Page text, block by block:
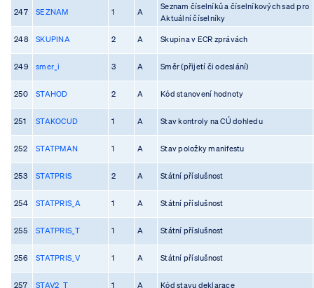
247 SEZNAM 1 A
Seznam číselníků a číselníkových sad pro
Aktuální číselníky
248 SKUPINA 2 A Skupina v ECR zprávách
249 smer_i 3 A Směr (přijetí či odeslání)
250 STAHOD 2 A Kód stanovení hodnoty
251 STAKOCUD 1 A Stav kontroly na CÚ dohledu
252 STATPMAN 1 A Stav položky manifestu
253 STATPRIS 2 A Státní příslušnost
254 STATPRIS_A 1 A Státní příslušnost
255 STATPRIS_T 1 A Státní příslušnost
256 STATPRIS_V 1 A Státní příslušnost
257 STAV2_T 1 A Kód stavu deklarace